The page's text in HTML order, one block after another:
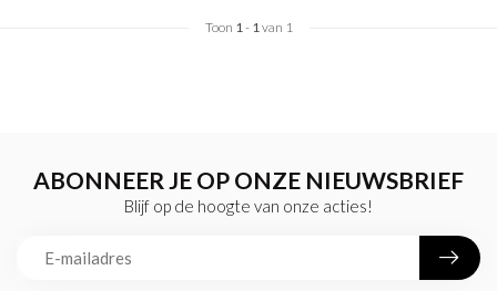
Toon 1- 1van 1
ABONNEER JE OP ONZE NIEUWSBRIEF
Blijf op de hoogte van onze acties!